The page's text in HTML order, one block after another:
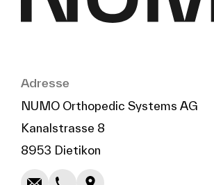
Adresse
NUMO Orthopedic Systems AG
Kanalstrasse 8
8953 Dietikon
SchreibenKopieren
Anrufen Kopieren